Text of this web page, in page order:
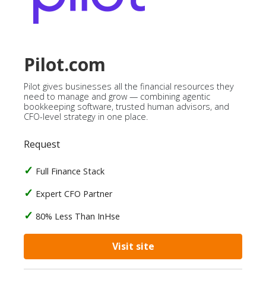
Pilot.com
Pilot gives businesses all the financial resources they
need to manage and grow — combining agentic
bookkeeping software, trusted human advisors, and
CFO-level strategy in one place.
Request
Full Finance Stack
Expert CFO Partner
80% Less Than InHse
Visit site